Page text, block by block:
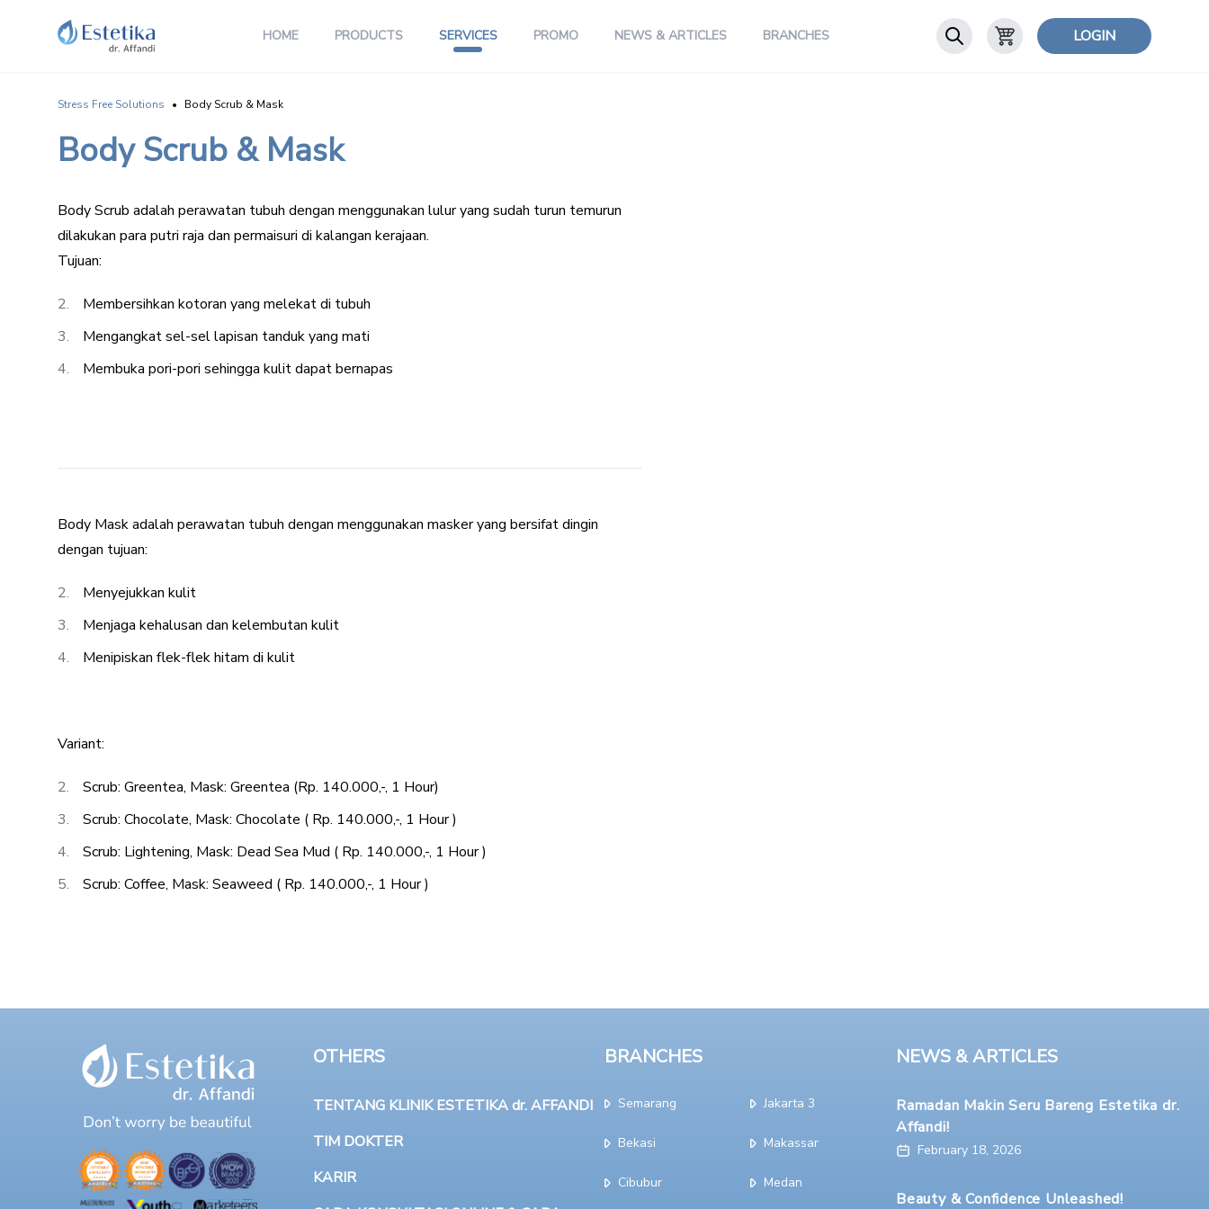
HOME PRODUCTS SERVICES PROMO NEWS & ARTICLES BRANCHES LOGIN
Stress Free Solutions • Body Scrub & Mask
Body Scrub & Mask
Body Scrub adalah perawatan tubuh dengan menggunakan lulur yang sudah turun temurun
dilakukan para putri raja dan permaisuri di kalangan kerajaan.
Tujuan:
Membersihkan kotoran yang melekat di tubuh
Mengangkat sel-sel lapisan tanduk yang mati
Membuka pori-pori sehingga kulit dapat bernapas
Body Mask adalah perawatan tubuh dengan menggunakan masker yang bersifat dingin
dengan tujuan:
Menyejukkan kulit
Menjaga kehalusan dan kelembutan kulit
Menipiskan flek-flek hitam di kulit
Variant:
Scrub: Greentea, Mask: Greentea (Rp. 140.000,-, 1 Hour)
Scrub: Chocolate, Mask: Chocolate ( Rp. 140.000,-, 1 Hour )
Scrub: Lightening, Mask: Dead Sea Mud ( Rp. 140.000,-, 1 Hour )
Scrub: Coffee, Mask: Seaweed ( Rp. 140.000,-, 1 Hour )
OTHERS
TENTANG KLINIK ESTETIKA dr. AFFANDI
TIM DOKTER
KARIR
BRANCHES
Semarang
Bekasi
Cibubur
Jakarta 3
Makassar
Medan
NEWS & ARTICLES
Ramadan Makin Seru Bareng Estetika dr.
Affandi!
February 18, 2026
Beauty & Confidence Unleashed!